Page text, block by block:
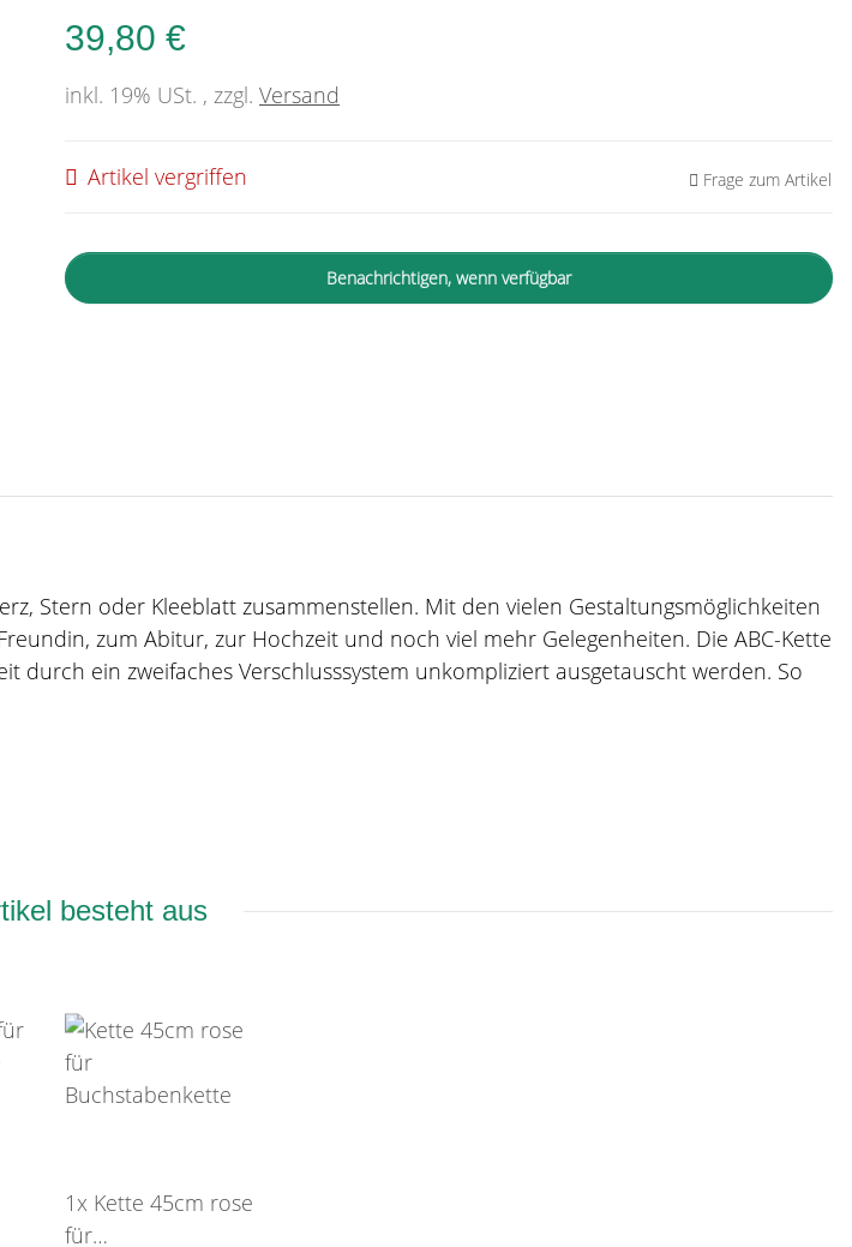
39,80 €
inkl. 19% USt. , zzgl. Versand
Artikel vergriffen Frage zum Artikel
Benachrichtigen, wenn verfügbar
Stern oder Kleeblatt zusammenstellen. Mit den vielen Gestaltungsmöglichkeiten
zum Abitur, zur Hochzeit und noch viel mehr Gelegenheiten. Die ABC-Kette
ein zweifaches Verschlusssystem unkompliziert ausgetauscht werden. So
besteht aus
1x Kette 45cm rose
für